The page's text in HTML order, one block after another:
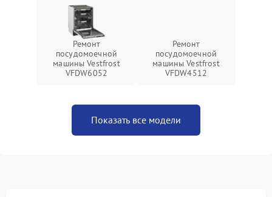
Ремонт
посудомоечной
машины Vestfrost
VFDW6052
Ремонт
посудомоечной
машины Vestfrost
VFDW4512
Показать все модели